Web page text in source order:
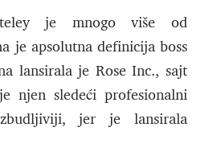
je mnogo više od
je apsolutna definicija boss
lansirala je Rose Inc., sajt
njen sledeći profesionalni
jer je lansirala